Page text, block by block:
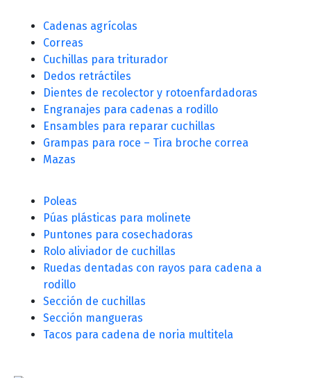
Cadenas agrícolas
Correas
Cuchillas para triturador
Dedos retráctiles
Dientes de recolector y rotoenfardadoras
Engranajes para cadenas a rodillo
Ensambles para reparar cuchillas
Grampas para roce – Tira broche correa
Mazas
Poleas
Púas plásticas para molinete
Puntones para cosechadoras
Rolo aliviador de cuchillas
Ruedas dentadas con rayos para cadena a
rodillo
Sección de cuchillas
Sección mangueras
Tacos para cadena de noria multitela